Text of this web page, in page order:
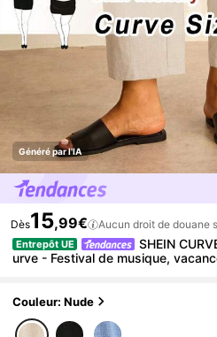
Généré par l'IA
Dès15,99€ Aucun droit de douane
Entrepôt UE
SHEIN
urve - Festival de musique,
mme, idéal pour les vacances,
es d'enseignante.
Couleur: Nude